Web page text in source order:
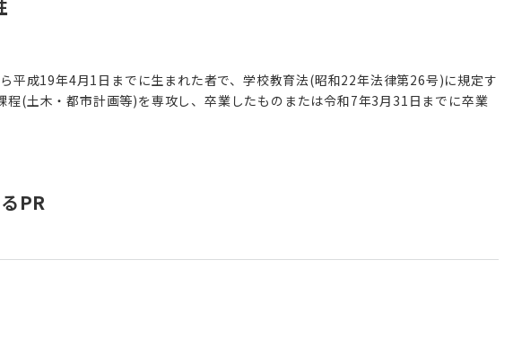
平成19年4月1日までに生まれた者で、学校教育法(昭和22年法律第26号)に規定す
程(土木・都市計画等)を専攻し、卒業したものまたは令和7年3月31日までに卒業
PR